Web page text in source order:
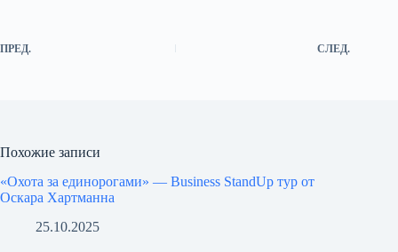
ПРЕД. СЛЕД.
Похожие записи
«Охота за единорогами» — Business StandUp тур от
Оскара Хартманна
25.10.2025